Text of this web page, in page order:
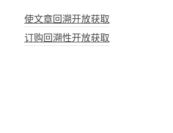
使文章回溯开放获取
订购回溯性开放获取